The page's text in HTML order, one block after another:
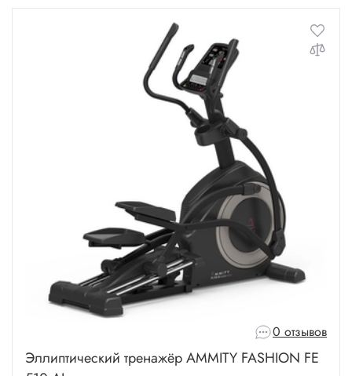
0 отзывов
Эллиптический тренажёр AMMITY FASHION FE